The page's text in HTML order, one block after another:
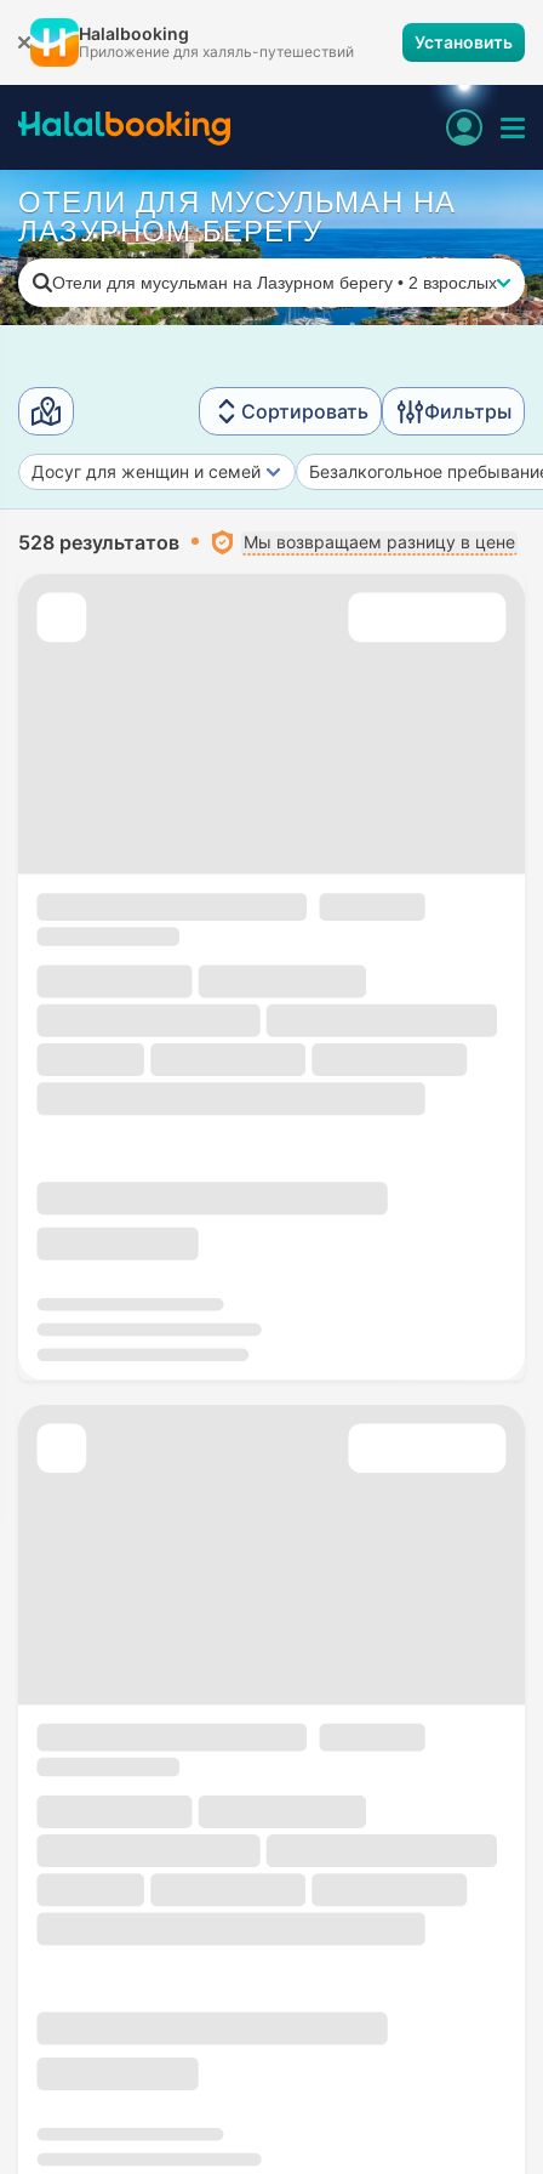
Halalbooking
Приложение для халяль-путешествий Установить
ОТЕЛИ ДЛЯ МУСУЛЬМАН НА
ЛАЗУРНОМ БЕРЕГУ
Отели для мусульман на Лазурном берегу • 2 взрослых
Сортировать Фильтры
Досуг для женщин и семей Безалкогольное
528 результатов Мы возвращаем разницу в цене